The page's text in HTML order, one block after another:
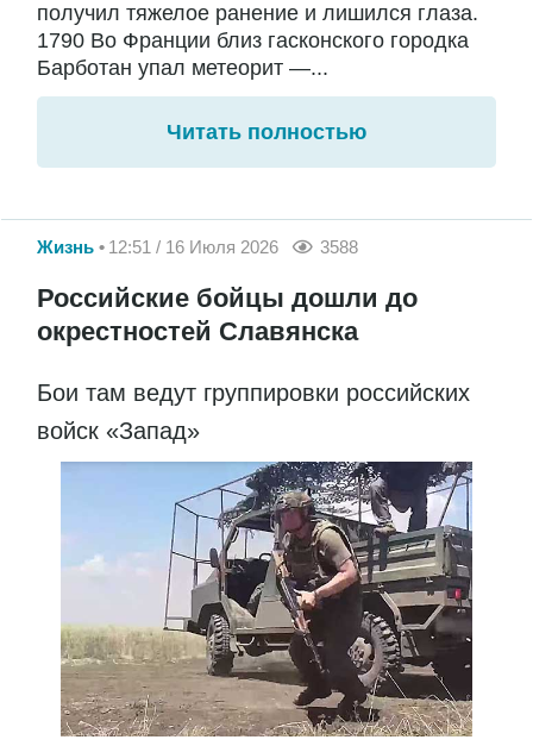
получил тяжелое ранение и лишился глаза.
1790 Во Франции близ гасконского городка
Барботан упал метеорит —...
Читать полностью
Жизнь 12:51 / 16 Июля 2026 3588
Российские бойцы дошли до
окрестностей Славянска
Бои там ведут группировки российских
войск «Запад»